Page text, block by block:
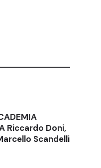
Riccardo Doni,
Scandelli